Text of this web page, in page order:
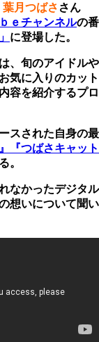
葉月つばさ さん
ｅチャンネルの番
に登場した。
、旬のアイドルや
気に入りのカット
容を紹介するプロ
スされた自身の最
『つばさキャット
。
なかったデジタル
想いについて聞い